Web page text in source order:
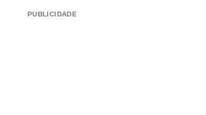
PUBLICIDADE